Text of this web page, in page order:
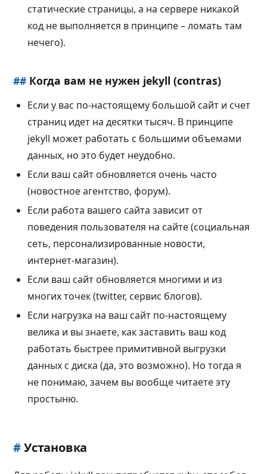
статические страницы, а на сервере никакой
код не выполняется в принципе – ломать там
нечего).
## Когда вам не нужен jekyll (contras)
Если у вас по-настоящему большой сайт и счет
страниц идет на десятки тысяч. В принципе
jekyll может работать с большими объемами
данных, но это будет неудобно.
Если ваш сайт обновляется очень часто
(новостное агентство, форум).
Если работа вашего сайта зависит от
поведения пользователя на сайте (социальная
сеть, персонализированные новости,
интернет-магазин).
Если ваш сайт обновляется многими и из
многих точек (twitter, сервис блогов).
Если нагрузка на ваш сайт по-настоящему
велика и вы знаете, как заставить ваш код
работать быстрее примитивной выгрузки
данных с диска (да, это возможно). Но тогда я
не понимаю, зачем вы вообще читаете эту
простыню.
#Установка